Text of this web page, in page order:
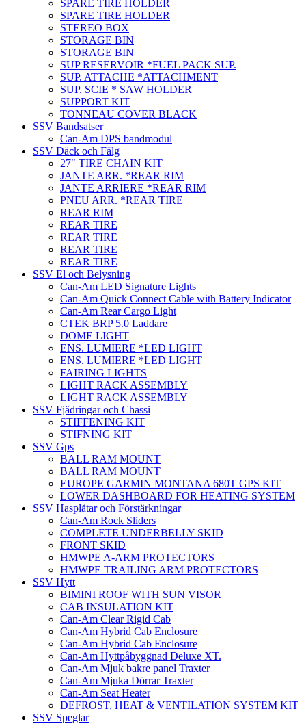
SPARE TIRE HOLDER
SPARE TIRE HOLDER
STEREO BOX
STORAGE BIN
STORAGE BIN
SUP RESERVOIR *FUEL PACK SUP.
SUP. ATTACHE *ATTACHMENT
SUP. SCIE * SAW HOLDER
SUPPORT KIT
TONNEAU COVER BLACK
SSV Bandsatser
Can-Am DPS bandmodul
SSV Däck och Fälg
27″ TIRE CHAIN KIT
JANTE ARR. *REAR RIM
JANTE ARRIERE *REAR RIM
PNEU ARR. *REAR TIRE
REAR RIM
REAR TIRE
REAR TIRE
REAR TIRE
REAR TIRE
SSV El och Belysning
Can-Am LED Signature Lights
Can-Am Quick Connect Cable with Battery Indicator
Can-Am Rear Cargo Light
CTEK BRP 5.0 Laddare
DOME LIGHT
ENS. LUMIERE *LED LIGHT
ENS. LUMIERE *LED LIGHT
FAIRING LIGHTS
LIGHT RACK ASSEMBLY
LIGHT RACK ASSEMBLY
SSV Fjädringar och Chassi
STIFFENING KIT
STIFNING KIT
SSV Gps
BALL RAM MOUNT
BALL RAM MOUNT
EUROPE GARMIN MONTANA 680T GPS KIT
LOWER DASHBOARD FOR HEATING SYSTEM
SSV Hasplåtar och Förstärkningar
Can-Am Rock Sliders
COMPLETE UNDERBELLY SKID
FRONT SKID
HMWPE A-ARM PROTECTORS
HMWPE TRAILING ARM PROTECTORS
SSV Hytt
BIMINI ROOF WITH SUN VISOR
CAB INSULATION KIT
Can-Am Clear Rigid Cab
Can-Am Hybrid Cab Enclosure
Can-Am Hybrid Cab Enclosure
Can-Am Hyttpåbyggnad Deluxe XT.
Can-Am Mjuk bakre panel Traxter
Can-Am Mjuka Dörrar Traxter
Can-Am Seat Heater
DEFROST, HEAT & VENTILATION SYSTEM KIT
SSV Speglar